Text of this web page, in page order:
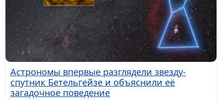
Астрономы впервые разглядели звезду-
спутник Бетельгейзе и объяснили её
загадочное поведение